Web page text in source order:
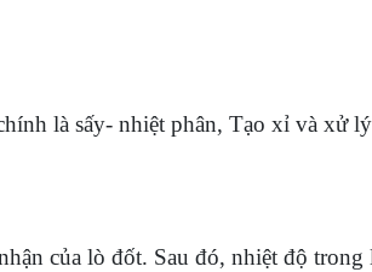
là sấy- nhiệt phân, Tạo xỉ và xử
của lò đốt. Sau đó, nhiệt độ trong